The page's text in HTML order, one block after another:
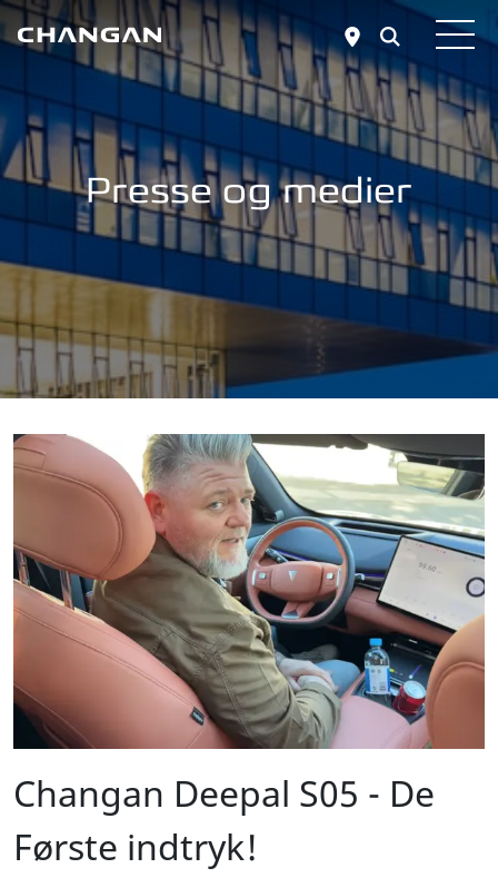
Skip to main content
Presse og medier
Changan Deepal S05 - De
Første indtryk!